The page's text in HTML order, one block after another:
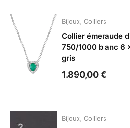
Bijoux Colliers
Collier émeraude
750/1000 blanc 6
gris
1.890,00€
Bijoux Colliers